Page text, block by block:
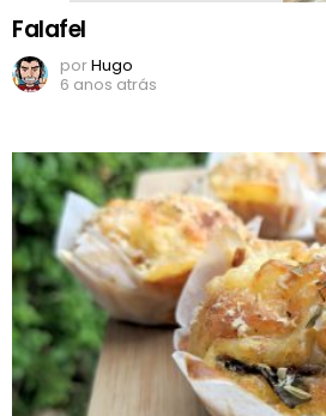
Falafel
porHugo
6 anos atrás